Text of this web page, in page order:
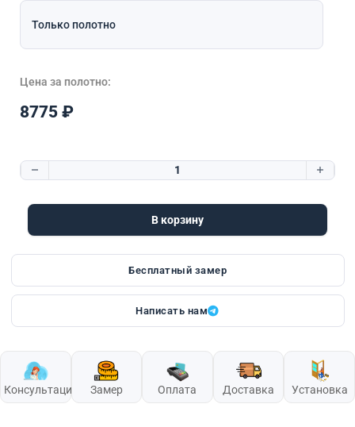
Цена за полотно:
8775 ₽
Количество товара Мираж 6 Микс Шарли светлый
В корзину
Бесплатный замер
Написать нам
Консультация Замер Оплата Доставка Установка